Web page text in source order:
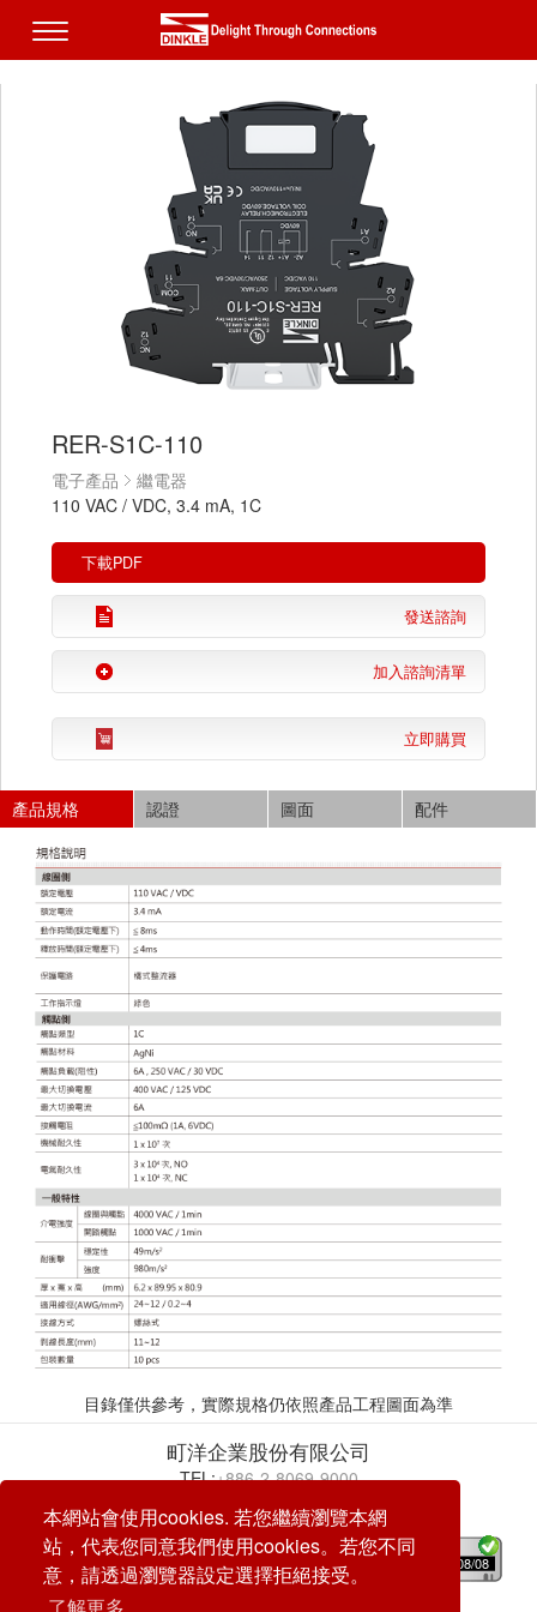
本網站會使用cookies. 若您繼續瀏覽本網
站，代表您同意我們使用cookies。若您不同
意，請透過瀏覽器設定選擇拒絕接受。
RER-S1C-110
電子產品
繼電器
110 VAC / VDC, 3.4 mA, 1C
下載PDF
發送諮詢
加入諮詢清單
立即購買
產品規格 認證 圖面 配件
目錄僅供參考，實際規格仍依照產品工程圖面為準
町洋企業股份有限公司
TEL:+886-2-8069-9000
service@dinkle.com
26/08/08